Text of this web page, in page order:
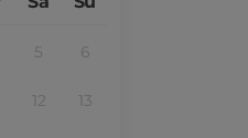
5
Inactive
6
Inactive
Inactive
12
Inactive
13
Inactive